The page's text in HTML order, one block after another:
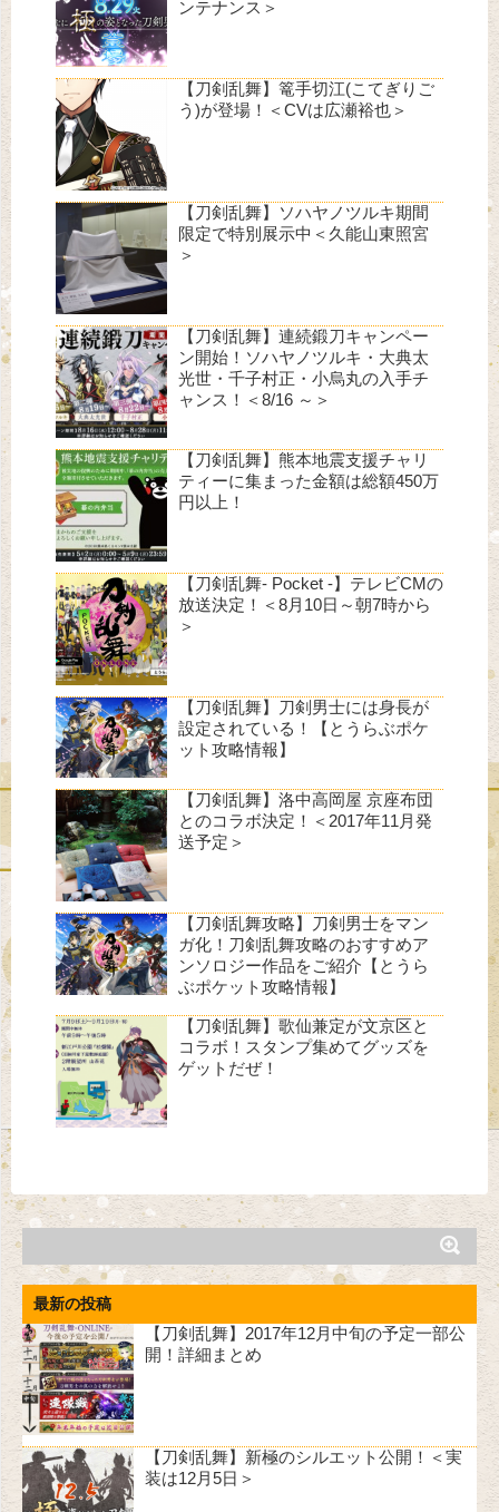
ンテナンス＞
【刀剣乱舞】篭手切江(こてぎりご
う)が登場！＜CVは広瀬裕也＞
【刀剣乱舞】ソハヤノツルキ期間
限定で特別展示中＜久能山東照宮
＞
【刀剣乱舞】連続鍛刀キャンペー
ン開始！ソハヤノツルキ・大典太
光世・千子村正・小烏丸の入手チ
ャンス！＜8/16 ～＞
【刀剣乱舞】熊本地震支援チャリ
ティーに集まった金額は総額450万
円以上！
【刀剣乱舞- Pocket -】テレビCMの
放送決定！＜8月10日～朝7時から
＞
【刀剣乱舞】刀剣男士には身長が
設定されている！【とうらぶポケ
ット攻略情報】
【刀剣乱舞】洛中高岡屋 京座布団
とのコラボ決定！＜2017年11月発
送予定＞
【刀剣乱舞攻略】刀剣男士をマン
ガ化！刀剣乱舞攻略のおすすめア
ンソロジー作品をご紹介【とうら
ぶポケット攻略情報】
【刀剣乱舞】歌仙兼定が文京区と
コラボ！スタンプ集めてグッズを
ゲットだぜ！
最新の投稿
【刀剣乱舞】2017年12月中旬の予定一部公
開！詳細まとめ
【刀剣乱舞】新極のシルエット公開！＜実
装は12月5日＞